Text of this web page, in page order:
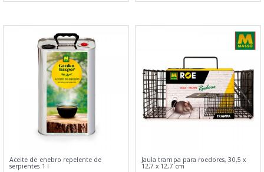
Aceite de enebro repelente de
serpientes 1 l
Jaula trampa para roedores, 30,5 x
12,7 x 12,7 cm